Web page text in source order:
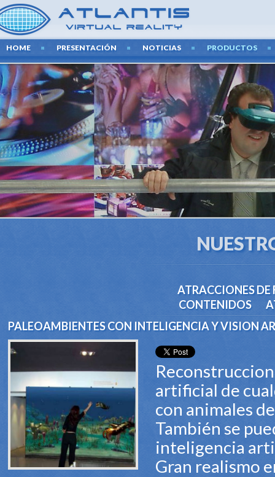
HOME PRESENTACIÓN NOTICIAS PRODUCTOS
ATRACCIONES DE
CONTENIDOS
PALEOAMBIENTES CON INTELIGENCIA Y VISION
artificial de
con animales
También se
inteligencia
Gran realismo